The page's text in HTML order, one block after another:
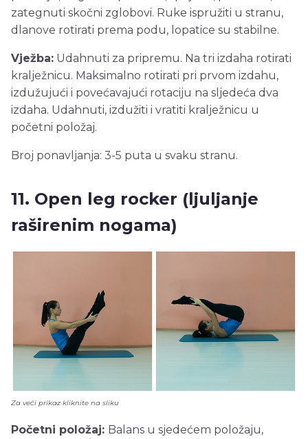
zategnuti skočni zglobovi. Ruke ispružiti u stranu,
dlanove rotirati prema podu, lopatice su stabilne.
Vježba: Udahnuti za pripremu. Na tri izdaha rotirati
kralježnicu. Maksimalno rotirati pri prvom izdahu,
izdužujući i povećavajući rotaciju na sljedeća dva
izdaha. Udahnuti, izdužiti i vratiti kralježnicu u
početni položaj.
Broj ponavljanja: 3-5 puta u svaku stranu.
11. Open leg rocker (ljuljanje
raširenim nogama)
Za veći prikaz kliknite na sliku
Početni položaj: Balans u sjedećem položaju,